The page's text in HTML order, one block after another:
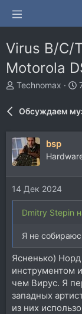
Virus B/C/
Motorola
А
т
р
т
е
м
Technomax
а
Обсуждаем
bsp
14 Дек 2024
Dmitry Stepin
Я не
Ясненько)
инструментом
чем Вирус. Я
западных
из них